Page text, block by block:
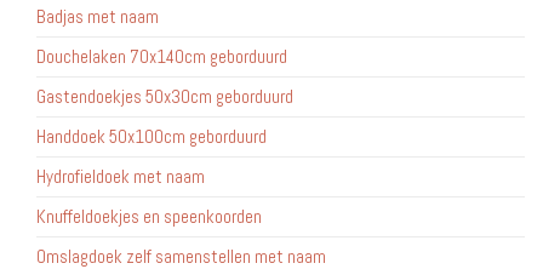
Badjas met naam
Douchelaken 70x140cm geborduurd
Gastendoekjes 50x30cm geborduurd
Handdoek 50x100cm geborduurd
Hydrofieldoek met naam
Knuffeldoekjes en speenkoorden
Omslagdoek zelf samenstellen met naam